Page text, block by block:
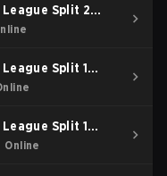
Split 2
Split 1
Split 1
Online